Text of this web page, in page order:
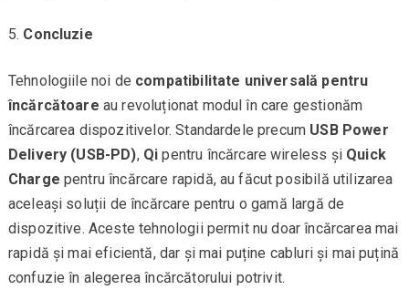
Concluzie
Tehnologiile noi de compatibilitate universală pentru
încărcătoare au revoluționat modul în care gestionăm
încărcarea dispozitivelor. Standardele precum USB Power
Delivery (USB-PD), Qi pentru încărcare wireless și Quick
Charge pentru încărcare rapidă, au făcut posibilă utilizarea
aceleași soluții de încărcare pentru o gamă largă de
dispozitive. Aceste tehnologii permit nu doar încărcarea mai
rapidă și mai eficientă, dar și mai puține cabluri și mai puțină
confuzie în alegerea încărcătorului potrivit.